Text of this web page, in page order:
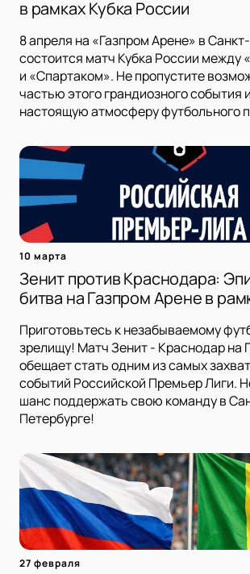
в рамках Кубка России
8 апреля на «Газпром Арене» в
состоится матч Кубка России между
и «Спартаком». Не пропустите
частью этого грандиозного события
настоящую атмосферу футбольного
10 марта
Зенит против Краснодара:
битва на Газпром Арене в
Приготовьтесь к незабываемому
зрелищу! Матч Зенит - Краснодар на
обещает стать одним из самых
событий Российской Премьер Лиги.
шанс поддержать свою команду в
Петербурге!
27 февраля